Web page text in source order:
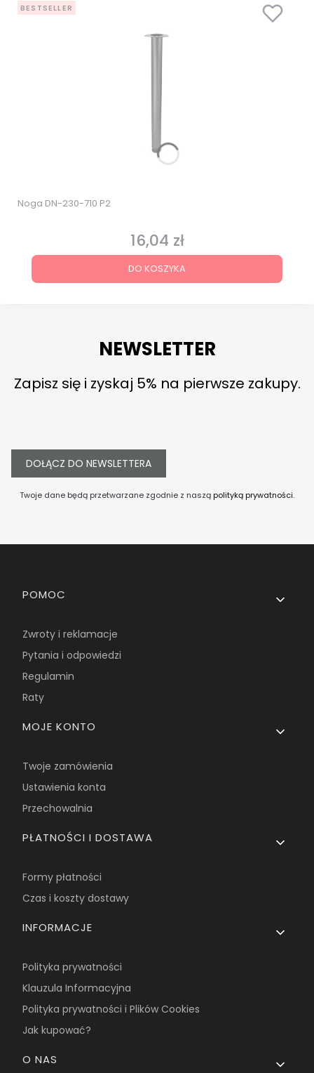
BESTSELLER
Noga DN-230-710 P2
Cena
16,04 zł
DO KOSZYKA
NEWSLETTER
Zapisz się i zyskaj 5% na pierwsze zakupy.
DOŁĄCZ DO NEWSLETTERA
Twoje dane będą przetwarzane zgodnie z naszą polityką prywatności.
Linki w stopce
POMOC
Zwroty i reklamacje
Pytania i odpowiedzi
Regulamin
Raty
MOJE KONTO
Twoje zamówienia
Ustawienia konta
Przechowalnia
PŁATNOŚCI I DOSTAWA
Formy płatności
Czas i koszty dostawy
INFORMACJE
Polityka prywatności
Klauzula Informacyjna
Polityka prywatności i Plików Cookies
Jak kupować?
O NAS